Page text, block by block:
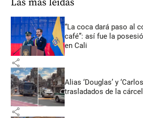
Las más leídas
“La coca dará paso al
café”: así fue la
en Cali
share
Alias ‘Douglas’ y
trasladados de la
share